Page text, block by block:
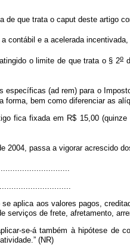
de que trata o caput deste artigo
contábil e a acelerada
o limite de que trata o § 2o
(ad rem) para o
forma, bem como diferenciar as
fica fixada em R$ 15,00
2004, passa a vigorar acrescido
aplica aos valores pagos,
serviços de frete, afretamento,
se-á também à hipótese de
(NR)